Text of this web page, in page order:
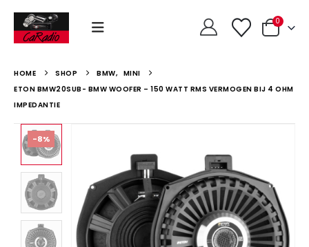
0
HOME SHOP BMW, MINI
ETON BMW20SUB- BMW WOOFER – 150 WATT RMS VERMOGEN BIJ 4 OHM
IMPEDANTIE
-8%